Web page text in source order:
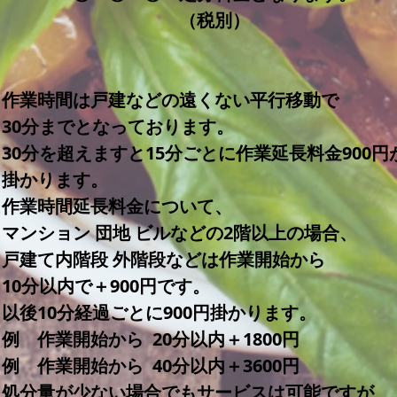
税別）
業時間は戸建などの遠くない平行移動で
0分までとなっております。
分を超えますと15分ごとに作業延長料金900円
ります。
業時間延長料金について、
ション 団地 ビルなどの2階以上の場合、
て内階段 外階段などは作業開始から
分以内で＋900円です。
10分経過ごとに900円掛かります。
作業開始から 20分以内＋1800円
作業開始から 40分以内＋3600円
分量が少ない場合でもサービスは可能ですが